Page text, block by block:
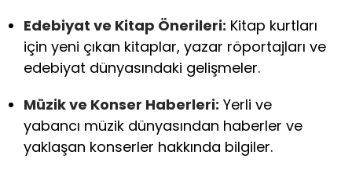
Edebiyat ve Kitap Önerileri: Kitap kurtları
için yeni çıkan kitaplar, yazar röportajları ve
edebiyat dünyasındaki gelişmeler.
Müzik ve Konser Haberleri: Yerli ve
yabancı müzik dünyasından haberler ve
yaklaşan konserler hakkında bilgiler.